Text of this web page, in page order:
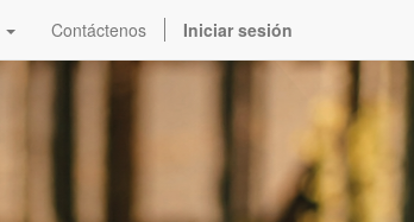
Contáctenos Iniciar sesión